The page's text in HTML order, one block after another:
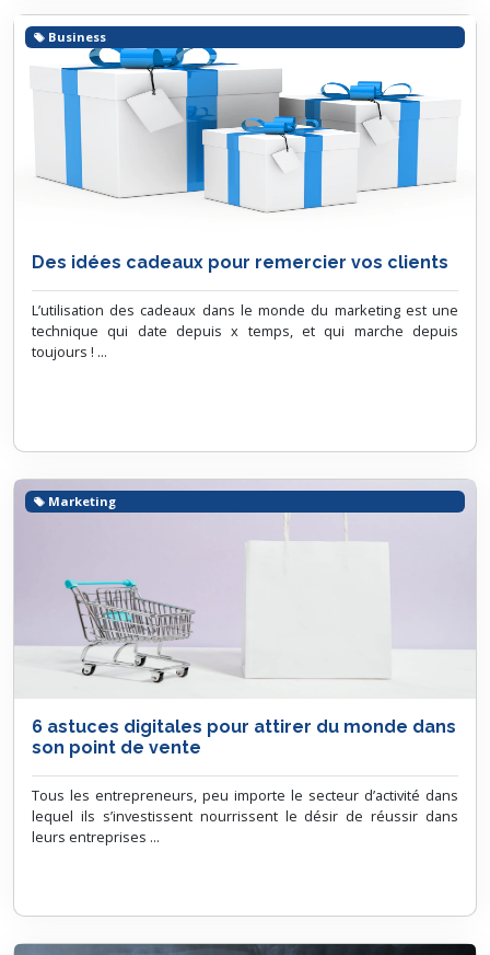
Des idées cadeaux pour remercier vos clients
L’utilisation des cadeaux dans le monde du marketing est une
technique qui date depuis x temps, et qui marche depuis
toujours ! ...
Business
6 astuces digitales pour attirer du monde dans
son point de vente
Tous les entrepreneurs, peu importe le secteur d’activité dans
lequel ils s’investissent nourrissent le désir de réussir dans
leurs entreprises ...
Marketing